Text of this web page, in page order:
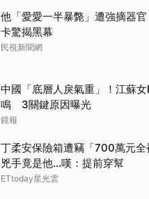
他「愛愛一半暴斃」遭強摘器
卡驚揭黑幕
民視新聞網
中國「底層人戾氣重」！江蘇
鳴 3關鍵原因曝光
鏡報
丁柔安保險箱遭竊「700萬元
兇手竟是他...嘆：提前穿幫
ETtoday星光雲